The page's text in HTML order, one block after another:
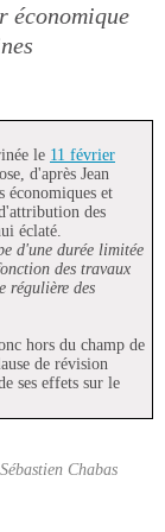
économique
le 11 février
d'après Jean
économiques et
des
éclaté.
d'une durée limitée
des travaux
régulière des
hors du champ de
de révision
ses effets sur le
Sébastien Chabas